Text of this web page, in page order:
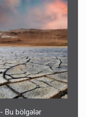
Bu bölgələr